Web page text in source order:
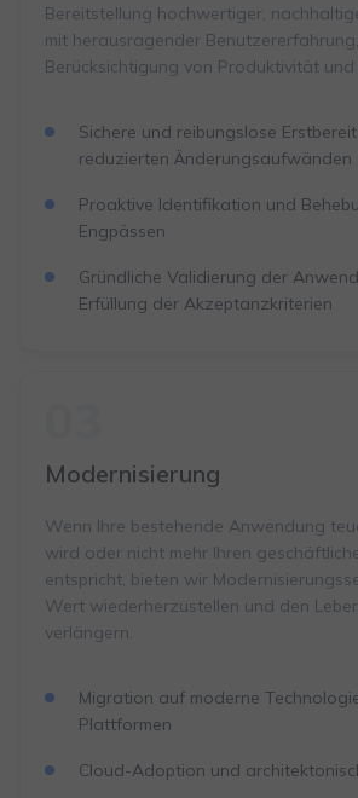
Bereitstellung hochwertiger,
mit herausragender
Berücksichtigung von Produktivität
Sichere und reibungslose
reduzierten Änderungsaufwänden
Proaktive Identifikation und
Engpässen
Gründliche Validierung der
Erfüllung der Akzeptanzkriterien
Modernisierung
Wenn Ihre bestehende Anwendung
wird oder nicht mehr Ihren
entspricht, bieten wir
Wert wiederherzustellen und den
verlängern.
Migration auf moderne
Plattformen
Cloud-Adoption und